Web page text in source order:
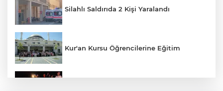
Silahlı Saldırıda 2 Kişi Yaralandı
Kur'an Kursu Öğrencilerine Eğitim